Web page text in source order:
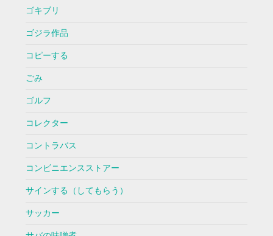
ゴキブリ
ゴジラ作品
コピーする
ごみ
ゴルフ
コレクター
コントラバス
コンビニエンスストアー
サインする（してもらう）
サッカー